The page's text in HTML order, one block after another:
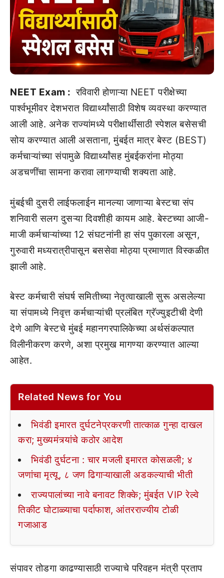
NEET Exam : रविवारी होणाऱ्या NEET परीक्षेच्या
पार्श्वभूमीवर देशभरात विद्यार्थ्यांसाठी विशेष व्यवस्था करण्यात
आली आहे. अनेक राज्यांमध्ये परीक्षार्थींसाठी स्पेशल बसेसची
सोय करण्यात आली असताना, मुंबईत मात्र बेस्ट (BEST)
कर्मचाऱ्यांच्या संपामुळे विद्यार्थ्यांसह मुंबईकरांना मोठ्या
अडचणींचा सामना करावा लागण्याची शक्यता आहे.
मुंबईची दुसरी लाईफलाईन मानल्या जाणाऱ्या बेस्टचा संप
शनिवारी सलग दुसऱ्या दिवशीही कायम आहे. बेस्टच्या आजी-
माजी कर्मचाऱ्यांच्या 12 संघटनांनी हा संप पुकारला असून,
गुरुवारी मध्यरात्रीपासून बससेवा मोठ्या प्रमाणात विस्कळीत
झाली आहे.
बेस्ट कर्मचारी संघर्ष समितीच्या नेतृत्वाखाली सुरू असलेल्या
या संपामध्ये निवृत्त कर्मचाऱ्यांची प्रलंबित ग्रॅज्युइटीची देणी
देणे आणि बेस्टचे मुंबई महानगरपालिकेच्या अर्थसंकल्पात
विलीनीकरण करणे, अशा प्रमुख मागण्या करण्यात आल्या
आहेत.
Related News for You
भिवंडी इमारत दुर्घटनेप्रकरणी तात्काळ गुन्हा दाखल
करा; मुख्यमंत्र्यांचे कठोर आदेश
भिवंडी दुर्घटना : चार मजली इमारत कोसळली; ४
जणांचा मृत्यू, ८ जण ढिगाऱ्याखाली अडकल्याची भीती
राज्यपालांच्या नावे बनावट शिक्के; मुंबईत VIP रेल्वे
तिकीट घोटाळ्याचा पर्दाफाश, आंतरराज्यीय टोळी
गजाआड
संपावर तोडगा काढण्यासाठी राज्याचे परिवहन मंत्री प्रताप